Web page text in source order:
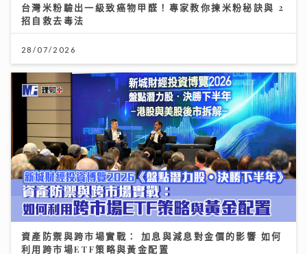
台灣米粉驗出一級致癌物甲醛！專家教你揀米粉秘訣與 2
招自救去毒法
28/07/2026
資產防禦與跨市場實戰： 加息與減息對金價的影響 如何
利用跨市場ETF策略與黃金配置